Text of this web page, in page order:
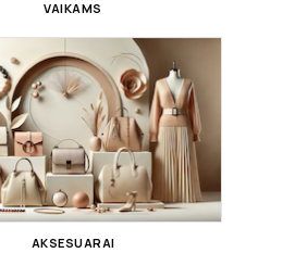
VAIKAMS
AKSESUARAI